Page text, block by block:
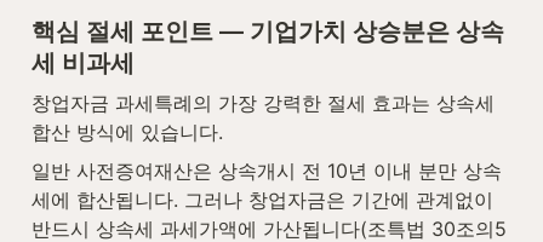
핵심 절세 포인트 — 기업가치 상승분은 상속
세 비과세
창업자금 과세특례의 가장 강력한 절세 효과는 상속세
합산 방식에 있습니다.
일반 사전증여재산은 상속개시 전 10년 이내 분만 상속
세에 합산됩니다. 그러나 창업자금은 기간에 관계없이
반드시 상속세 과세가액에 가산됩니다(조특법 30조의5